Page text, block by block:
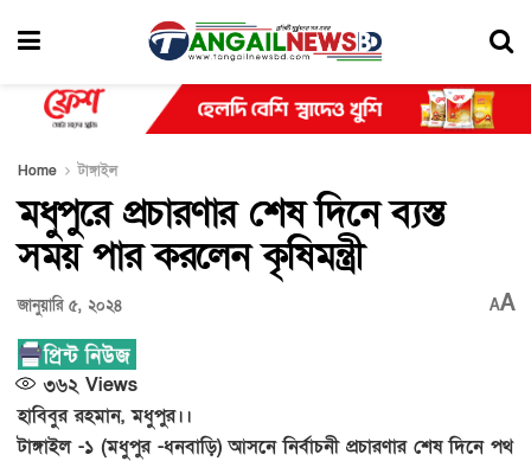
Home টাঙ্গাইল
মধুপুরে প্রচারণার শেষ দিনে ব্যস্ত
সময় পার করলেন কৃষিমন্ত্রী
জানুয়ারি ৫, ২০২৪ AA
৩৬২ Views
হাবিবুর রহমান, মধুপুর।।
টাঙ্গাইল -১ (মধুপুর -ধনবাড়ি) আসনে নির্বাচনী প্রচারণার শেষ দিনে পথ